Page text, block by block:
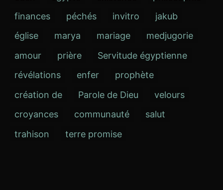
finances
péchés invitro
jakub
église
marya mariage
medjugorie
amour
prière
Servitude égyptienne
révélations
enfer
prophète
création de
Parole de Dieu
velours
croyances
communauté
salut
trahison
terre promise